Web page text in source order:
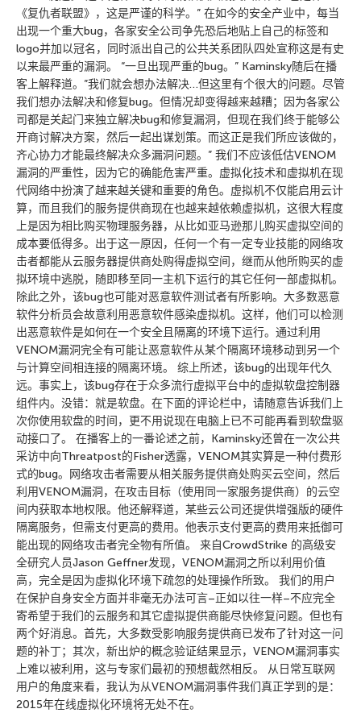
《复仇者联盟》，这是严谨的科学。” 在如今的安全产业中，每当
出现一个重大bug，各家安全公司争先恐后地贴上自己的标签和
logo并加以冠名，同时派出自己的公共关系团队四处宣称这是有史
以来最严重的漏洞。 “一旦出现严重的bug。” Kaminsky随后在播
客上解释道。”我们就会想办法解决…但这里有个很大的问题。尽管
我们想办法解决和修复bug。但情况却变得越来越糟；因为各家公
司都是关起门来独立解决bug和修复漏洞，但现在我们终于能够公
开商讨解决方案，然后一起出谋划策。而这正是我们所应该做的，
齐心协力才能最终解决众多漏洞问题。” 我们不应该低估VENOM
漏洞的严重性，因为它的确能危害严重。虚拟化技术和虚拟机在现
代网络中扮演了越来越关键和重要的角色。虚拟机不仅能启用云计
算，而且我们的服务提供商现在也越来越依赖虚拟机，这很大程度
上是因为相比购买物理服务器，从比如亚马逊那儿购买虚拟空间的
成本要低得多。出于这一原因，任何一个有一定专业技能的网络攻
击者都能从云服务器提供商处购得虚拟空间，继而从他所购买的虚
拟环境中逃脱，随即移至同一主机下运行的其它任何一部虚拟机。
除此之外，该bug也可能对恶意软件测试者有所影响。大多数恶意
软件分析员会故意利用恶意软件感染虚拟机。这样，他们可以检测
出恶意软件是如何在一个安全且隔离的环境下运行。通过利用
VENOM漏洞完全有可能让恶意软件从某个隔离环境移动到另一个
与计算空间相连接的隔离环境。 综上所述，该bug的出现年代久
远。事实上，该bug存在于众多流行虚拟平台中的虚拟软盘控制器
组件内。没错：就是软盘。在下面的评论栏中，请随意告诉我们上
次你使用软盘的时间，更不用说现在电脑上已不可能再看到软盘驱
动接口了。 在播客上的一番论述之前，Kaminsky还曾在一次公共
采访中向Threatpost的Fisher透露，VENOM其实算是一种付费形
式的bug。网络攻击者需要从相关服务提供商处购买云空间，然后
利用VENOM漏洞，在攻击目标（使用同一家服务提供商）的云空
间内获取本地权限。他还解释道，某些云公司还提供增强版的硬件
隔离服务，但需支付更高的费用。他表示支付更高的费用来抵御可
能出现的网络攻击者完全物有所值。 来自CrowdStrike 的高级安
全研究人员Jason Geffner发现，VENOM漏洞之所以利用价值
高，完全是因为虚拟化环境下疏忽的处理操作所致。 我们的用户
在保护自身安全方面并非毫无办法可言–正如以往一样–不应完全
寄希望于我们的云服务和其它虚拟提供商能尽快修复问题。但也有
两个好消息。首先，大多数受影响服务提供商已发布了针对这一问
题的补丁；其次，新出炉的概念验证结果显示，VENOM漏洞事实
上难以被利用，这与专家们最初的预想截然相反。 从日常互联网
用户的角度来看，我认为从VENOM漏洞事件我们真正学到的是：
2015年在线虚拟化环境将无处不在。